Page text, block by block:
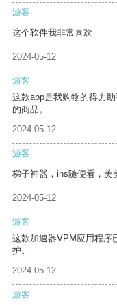
游客
这个软件我非常喜欢
2024-05-12
游客
这款app是我购物的得力
的商品。
2024-05-12
游客
梯子神器，ins随便看，美
2024-05-12
游客
这款加速器VPM应用程序
护。
2024-05-12
游客